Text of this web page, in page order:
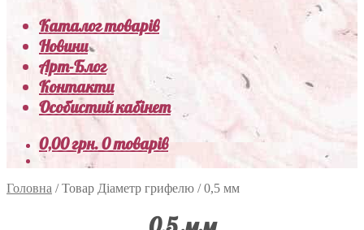
Каталог товарів
Новини
Арт-Блог
Контакти
Особистий кабінет
0,00грн.0 товарів
Головна /Товар Діаметр грифелю /0,5 мм